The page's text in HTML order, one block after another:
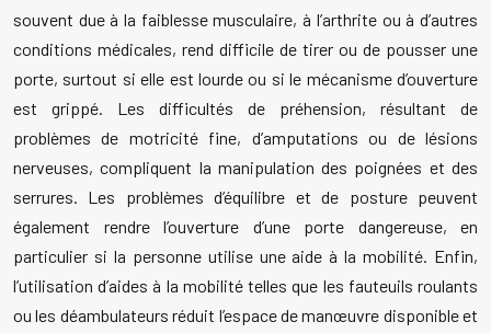
souvent due à la faiblesse musculaire, à l’arthrite ou à d’autres
conditions médicales, rend difficile de tirer ou de pousser une
porte, surtout si elle est lourde ou si le mécanisme d’ouverture
est grippé. Les difficultés de préhension, résultant de
problèmes de motricité fine, d’amputations ou de lésions
nerveuses, compliquent la manipulation des poignées et des
serrures. Les problèmes d’équilibre et de posture peuvent
également rendre l’ouverture d’une porte dangereuse, en
particulier si la personne utilise une aide à la mobilité. Enfin,
l’utilisation d’aides à la mobilité telles que les fauteuils roulants
ou les déambulateurs réduit l’espace de manœuvre disponible et